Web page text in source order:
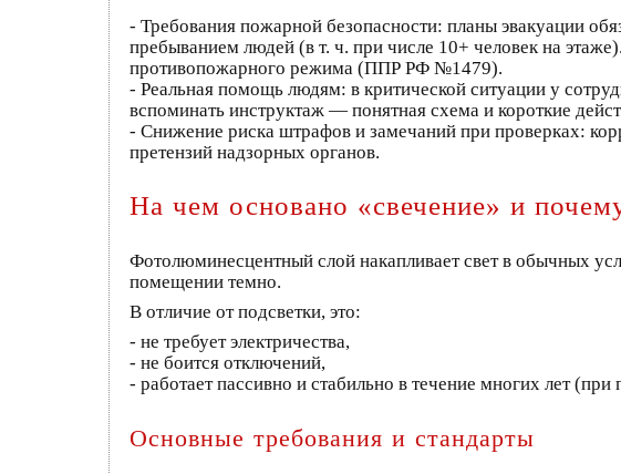
- Требования пожарной безопасности: планы эвакуации
пребыванием людей (в т. ч. при числе 10+ человек на
противопожарного режима (ППР РФ №1479).
- Реальная помощь людям: в критической ситуации у
вспоминать инструктаж — понятная схема и короткие
- Снижение риска штрафов и замечаний при проверках:
претензий надзорных органов.
На чем основано «свечение» и
Фотолюминесцентный слой накапливает свет в обычных
помещении темно.
В отличие от подсветки, это:
- не требует электричества,
- не боится отключений,
- работает пассивно и стабильно в течение многих лет (при
Основные требования и стандарты